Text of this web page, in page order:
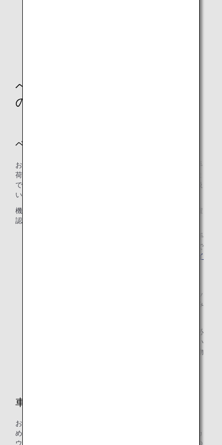
ベビーカー・車いすなどの機内へ
のお持ち込み
ベビーカー
お客様ご自身のベビーカーは、原則、搭乗手続き時に預入手
荷物としてお預かりいたします。カウンターからご搭乗口ま
では、空港用の貸出ベビーカーをご利用ください。お取り扱
いの詳細は
機内への持ち込みをご希望される場合は、下記の内容をご確
認ください。
折りたたみ時のベビーカーのサイズが、機内持ち込み手
荷物の規定サイズを下回る場合のみお持ち込みが可能で
機内に持ち込めるサイ
カーをお持ち込みになる場合、身の回り品（ハンドバッ
グ、カメラ、傘など）の他に機内に手荷物はお持ち込み
ベビーカーは改札機を通過する前までに折りたたみ、必
要に応じて専用のケースへ収納していただくようお願い
いたします。ケースがない場合は、ご希望により手荷物
車いす
お客様の車いすは、機内にお預かりするスペースがないた
め、搭乗手続き時にカウンターにてお預かりいたします。カ
ウンターより空港用の車いすでご案内いたします。ご自身の